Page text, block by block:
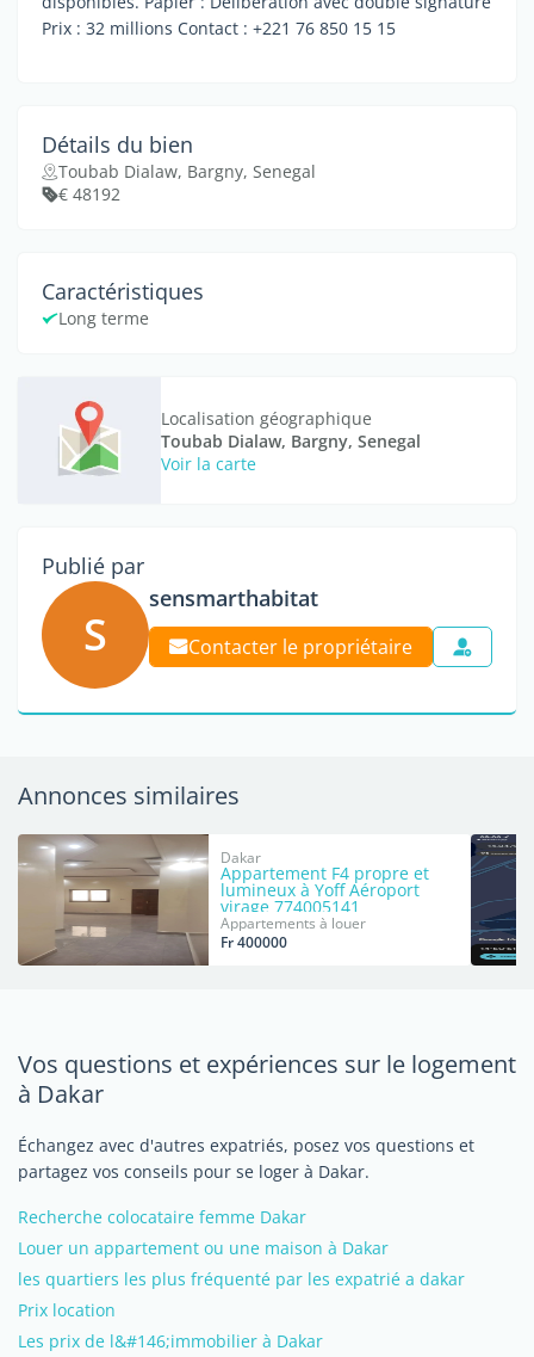
Prix : 32 millions Contact : +221 76 850 15 15
Détails du bien
Toubab Dialaw, Bargny, Senegal
€ 48192
Caractéristiques
Long terme
Localisation géographique
Toubab Dialaw, Bargny, Senegal
Voir la carte
Publié par
S
sensmarthabitat
Contacter le propriétaire
Annonces similaires
Dakar
Appartement F4 propre et
lumineux à Yoff Aéroport
virage 774005141
Appartements à louer
Fr 400000
Vos questions et expériences sur le logement
à Dakar
Échangez avec d'autres expatriés, posez vos questions et
partagez vos conseils pour se loger à Dakar.
Recherche colocataire femme Dakar
Louer un appartement ou une maison à Dakar
les quartiers les plus fréquenté par les expatrié a dakar
Prix location
Les prix de l&#146;immobilier à Dakar